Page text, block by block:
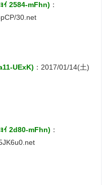
ｲ 2584-mFhn) ：
30.net
UExK) ：2017/01/14(土)
ｲ 2d80-mFhn) ：